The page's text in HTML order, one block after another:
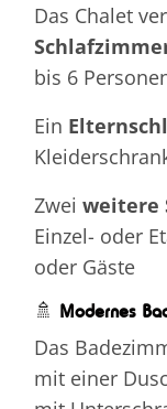
Das Chalet
bis 6
Ein
Zwei weitere
Einzel- oder
oder Gäste
🚿 Modernes
Das
mit einer